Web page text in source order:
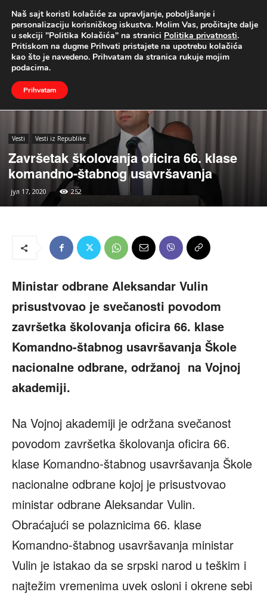
UŽIVO
Naslovna Vesti Vesti iz Republike
Vesti Vesti iz Republike
Završetak školovanja oficira 66. klase
komandno-štabnog usavršavanja
јул 17, 2020 252
Ministar odbrane Aleksandar Vulin
prisustvovao je svečanosti povodom
završetka školovanja oficira 66. klase
Komandno-štabnog usavršavanja Škole
nacionalne odbrane, održanoj na Vojnoj
akademiji.
Na Vojnoj akademiji je održana svečanost
povodom završetka školovanja oficira 66.
klase Komandno-štabnog usavršavanja Škole
nacionalne odbrane kojoj je prisustvovao
ministar odbrane Aleksandar Vulin.
Obraćajući se polaznicima 66. klase
Komandno-štabnog usavršavanja ministar
Vulin je istakao da se srpski narod u teškim i
najtežim vremenima uvek osloni i okrene sebi
Naš sajt koristi kolačiće za upravljanje, poboljšanje i
personalizaciju korisničkog iskustva. Molim Vas, pročitajte dalje
u sekciji "Politika Kolačića" na stranici Politika privatnosti.
Pritiskom na dugme Prihvati pristajete na upotrebu kolačića
kao što je navedeno. Prihvatam da stranica rukuje mojim
podacima.
Prihvatam